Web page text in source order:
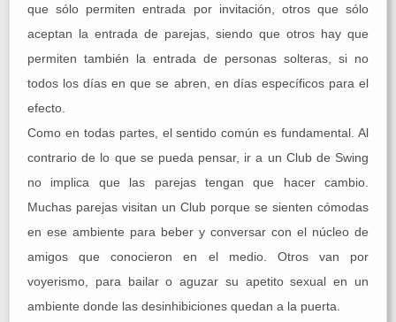
que sólo permiten entrada por invitación, otros que sólo
aceptan la entrada de parejas, siendo que otros hay que
permiten también la entrada de personas solteras, si no
todos los días en que se abren, en días específicos para el
efecto.
Como en todas partes, el sentido común es fundamental. Al
contrario de lo que se pueda pensar, ir a un Club de Swing
no implica que las parejas tengan que hacer cambio.
Muchas parejas visitan un Club porque se sienten cómodas
en ese ambiente para beber y conversar con el núcleo de
amigos que conocieron en el medio. Otros van por
voyerismo, para bailar o aguzar su apetito sexual en un
ambiente donde las desinhibiciones quedan a la puerta.